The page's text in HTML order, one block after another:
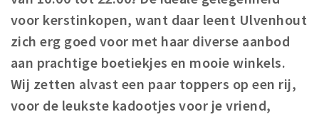
Uitjes & activiteiten
Toeristische routes
Natuurgebieden
Baroniepoorten
Sport
voor kerstinkopen, want daar leent Ulvenhout
zich erg goed voor met haar diverse aanbod
aan prachtige boetiekjes en mooie winkels.
Wij zetten alvast een paar toppers op een rij,
voor de leukste kadootjes voor je vriend,